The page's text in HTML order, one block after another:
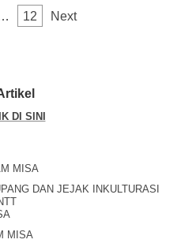
12 Next
DI SINI
MISA
DAN JEJAK INKULTURASI
MISA